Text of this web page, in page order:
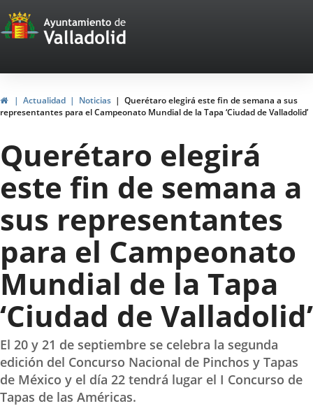
Portal
Web
del
Ayuntamiento
de
Valladolid
InicioActualidad Noticias
Querétaro elegirá este fin de semana a sus
representantes para el Campeonato Mundial de la Tapa ‘Ciudad de Valladolid’
Querétaro elegirá
este fin de semana a
sus representantes
para el Campeonato
Mundial de la Tapa
‘Ciudad de Valladolid’
El 20 y 21 de septiembre se celebra la segunda
edición del Concurso Nacional de Pinchos y Tapas
de México y el día 22 tendrá lugar el I Concurso de
Tapas de las Américas.